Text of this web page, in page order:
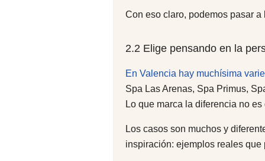
Con eso claro, podemos pasar
2.2 Elige pensando en la
En Valencia hay muchísima
Spa Las Arenas, Spa Primus,
Lo que marca la diferencia no
Los casos son muchos y
inspiración: ejemplos reales